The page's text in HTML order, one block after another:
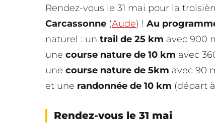
Rendez-vous le 31 mai pour la
Carcassonne (Aude) ! Au
naturel : un trail de 25 km avec 900
une course nature de 10 km avec
une course nature de 5km avec 90
et une randonnée de 10 km (départ
Rendez-vous le 31 mai